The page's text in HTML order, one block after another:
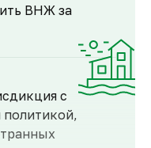
ВНЖ за
с